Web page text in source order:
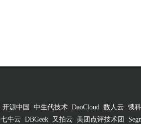
开源中国 中生代技术 DaoCloud 数人云 饿
七牛云 DBGeek 又拍云 美团点评技术团